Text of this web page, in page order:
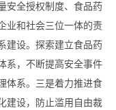
安全授权制度、食品药
业和社会三位一体的责
建设。探索建立食品药
系，不断提高安全事件
体系。三是着力推进食
建设，防止滥用自由裁